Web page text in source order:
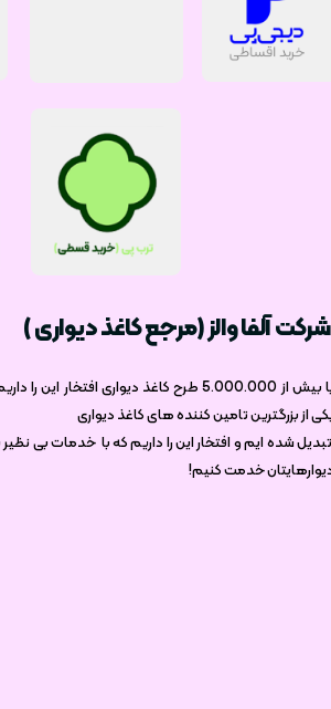
شرکت آلفا والز (مرجع کاغذ دیواری )
با بیش از 5.000.000 طرح کاغذ دیواری افتخار
از بزرگترین تامین کننده های کاغذ دیواری
شده ایم و افتخار این را داریم که با خدمات بی نظیر
خدمت کنیم!